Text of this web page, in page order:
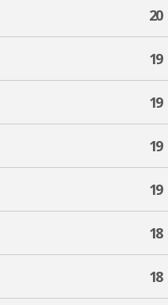
20
19
19
19
19
18
18